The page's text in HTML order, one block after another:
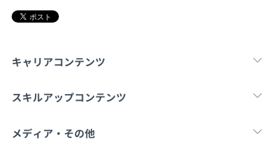
キャリアコンテンツ
転職・キャリア 新卒就
スキルアップコンテンツ
学習 マンガ・ゲーム
メディア・その他